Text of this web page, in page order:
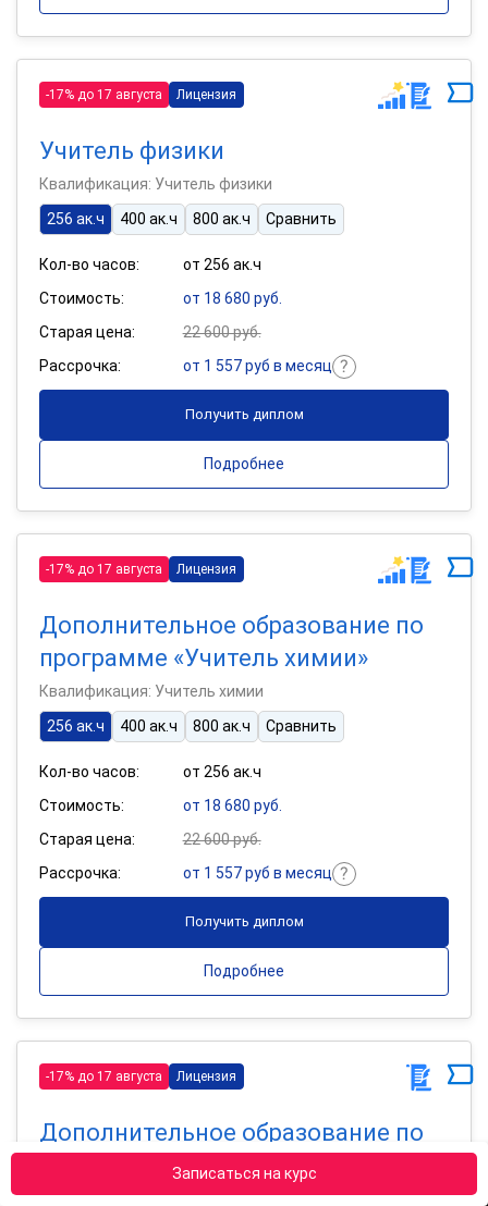
Записаться на курс
-17% до 17 августа Лицензия
Учитель физики
Квалификация: Учитель физики
256 ак.ч
400 ак.ч 800 ак.ч Сравнить
Кол-во часов:
от 256 ак.ч
Стоимость:
от 18 680 руб.
Старая цена:
22 600 руб.
Рассрочка:
от 1 557 руб в месяц
Получить диплом
Подробнее
-17% до 17 августа Лицензия
Дополнительное образование по
программе «Учитель химии»
Квалификация: Учитель химии
256 ак.ч
400 ак.ч 800 ак.ч Сравнить
Кол-во часов:
от 256 ак.ч
Стоимость:
от 18 680 руб.
Старая цена:
22 600 руб.
Рассрочка:
от 1 557 руб в месяц
Получить диплом
Подробнее
-17% до 17 августа Лицензия
Дополнительное образование по
программе «Библиотечное дело»
Квалификация: Библиотекарь